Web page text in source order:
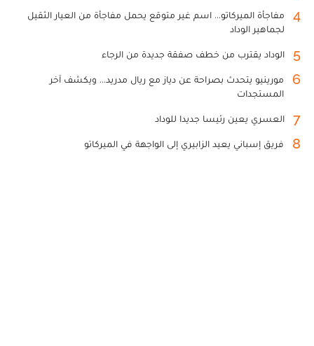
4
مفاجأة الميركاتو... اسم غير متوقع يحمل مفاجأة من العيار الثقيل
لجماهير الوداد
5 الوداد يقترب من خطف صفقة جديدة من الرجاء
6
مورينيو يتحدث بصراحة عن دياز مع ريال مدريد... ويكشف آخر
المستجدات
7 العسري يعين رئيسا جديدا للوداد
8 فريق إسباني يعيد الزابيري إلى الواجهة في الميركاتو